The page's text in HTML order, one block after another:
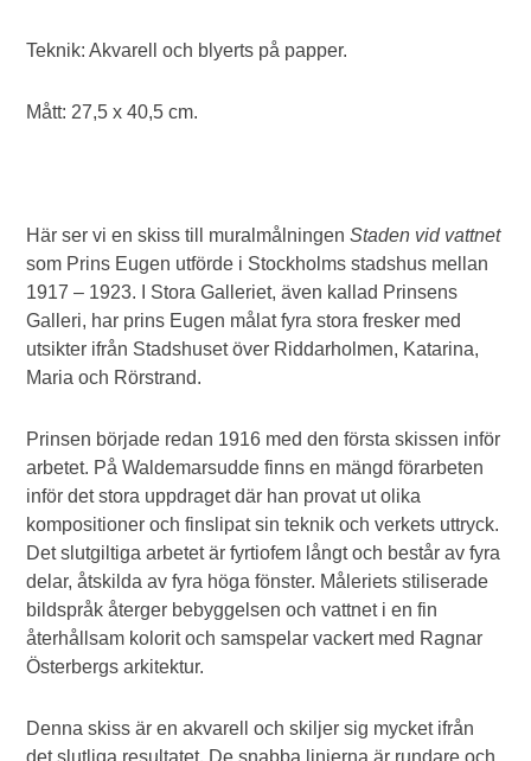
Teknik: Akvarell och blyerts på papper.
Mått: 27,5 x 40,5 cm.
Här ser vi en skiss till muralmålningenStaden vid vattnet
som Prins Eugen utförde i Stockholms stadshus mellan
1917 – 1923. I Stora Galleriet, även kallad Prinsens
Galleri, har prins Eugen målat fyra stora fresker med
utsikter ifrån Stadshuset över Riddarholmen, Katarina,
Maria och Rörstrand.
Prinsen började redan 1916 med den första skissen inför
arbetet. På Waldemarsudde finns en mängd förarbeten
inför det stora uppdraget där han provat ut olika
kompositioner och finslipat sin teknik och verkets uttryck.
Det slutgiltiga arbetet är fyrtiofem långt och består av fyra
delar, åtskilda av fyra höga fönster. Måleriets stiliserade
bildspråk återger bebyggelsen och vattnet i en fin
återhållsam kolorit och samspelar vackert med Ragnar
Österbergs arkitektur.
Denna skiss är en akvarell och skiljer sig mycket ifrån
det slutliga resultatet. De snabba linjerna är rundare och